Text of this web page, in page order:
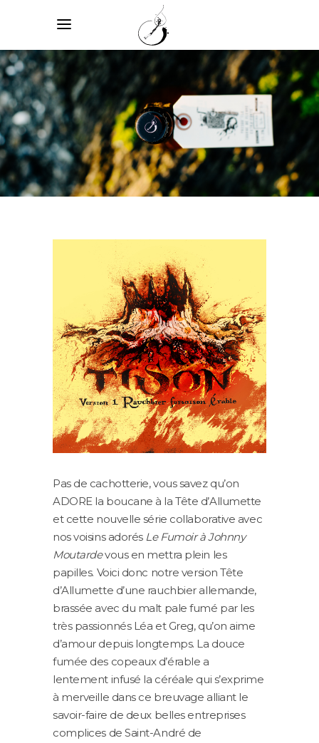
Pas de cachotterie, vous savez qu’on
ADORE la boucane à la Tête d’Allumette
et cette nouvelle série collaborative avec
nos voisins adorésLe Fumoir à Johnny
Moutardevous en mettra plein les
papilles. Voici donc notre version Tête
d’Allumette d’une rauchbier allemande,
brassée avec du malt pale fumé par les
très passionnés Léa et Greg, qu’on aime
d’amour depuis longtemps. La douce
fumée des copeaux d’érable a
lentement infusé la céréale qui s’exprime
à merveille dans ce breuvage alliant le
savoir-faire de deux belles entreprises
complices de Saint-André de